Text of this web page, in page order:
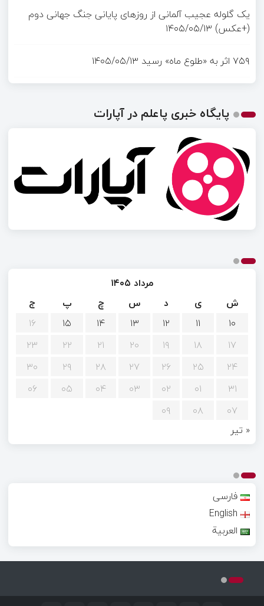
یک گلوله عجیب آلمانی از روزهای پایانی جنگ جهانی دوم
(+عکس) ۱۴۰۵/۰۵/۱۳
۷۵۹ اثر به «طلوع ماه» رسید
۱۴۰۵/۰۵/۱۳
پایگاه خبری پاعلم در آپارات
مرداد ۱۴۰۵
ش
ی د س چ پ
ج
۱۰
۱۱ ۱۲ ۱۳ ۱۴ ۱۵
۱۶
۱۷
۱۸ ۱۹ ۲۰ ۲۱ ۲۲
۲۳
۲۴
۲۵ ۲۶ ۲۷ ۲۸ ۲۹
۳۰
۳۱
۰۱ ۰۲ ۰۳ ۰۴ ۰۵
۰۶
۰۷
۰۸
۰۹
« تیر
فارسی
English
العربية